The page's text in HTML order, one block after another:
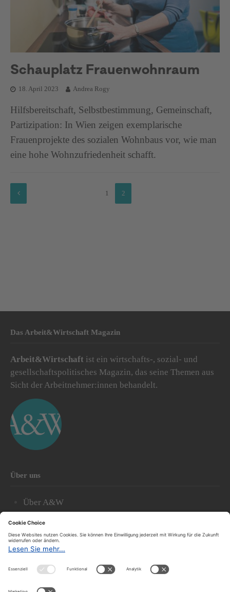
Schauplatz Frauenwohnraum
18. April 2023 Andrea Rogy
Hilfsbereitschaft, Selbstbestimmung, Gemeinschaft,
Partizipation: In Wien zeigen exemplarische
Frauenprojekte des sozialen Wohnbaus vor, wie man
eine hohe Wohnzufriedenheit schafft.
1 2
Das Arbeit&Wirtschaft Magazin
Arbeit&Wirtschaft ist ein wirtschafts-, sozial- und
gesellschaftspolitisches Magazin, das seine Themen aus
Sicht der Arbeitnehmer:innen behandelt.
Über uns
Über A&W
Redaktion
Abonnieren
Archiv
Der A&W-Blog